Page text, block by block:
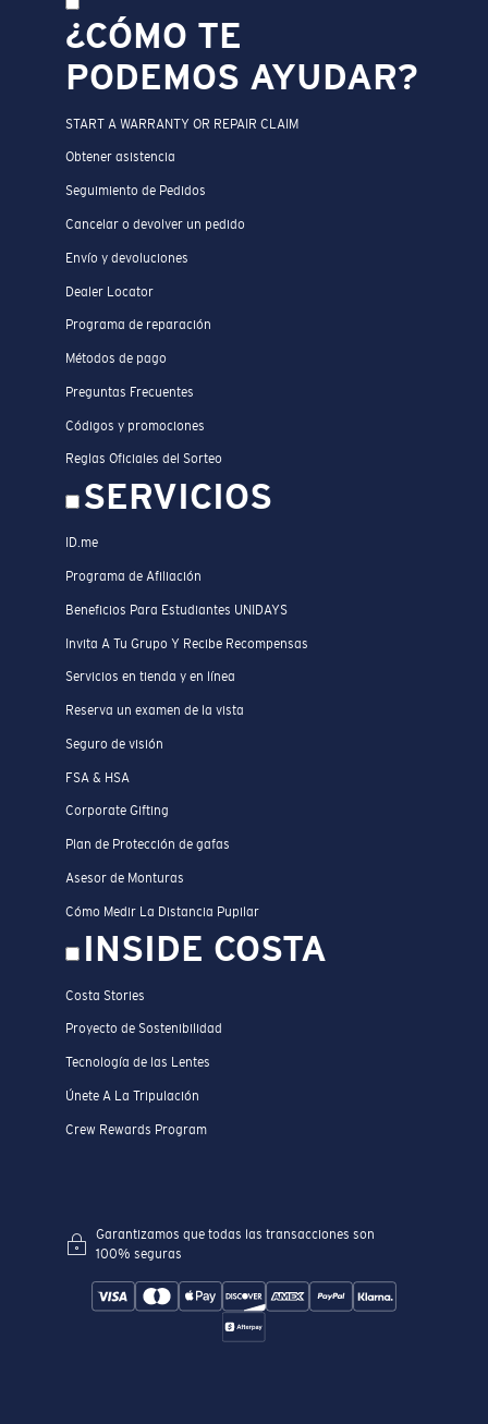
¿CÓMO TE
PODEMOS AYUDAR?
START A WARRANTY OR REPAIR CLAIM
Obtener asistencia
Seguimiento de Pedidos
Cancelar o devolver un pedido
Envío y devoluciones
Dealer Locator
Programa de reparación
Métodos de pago
Preguntas Frecuentes
Códigos y promociones
Reglas Oficiales del Sorteo
SERVICIOS
ID.me
Programa de Afiliación
Beneficios Para Estudiantes UNIDAYS
Invita A Tu Grupo Y Recibe Recompensas
Servicios en tienda y en línea
Reserva un examen de la vista
Seguro de visión
FSA & HSA
Corporate Gifting
Plan de Protección de gafas
Asesor de Monturas
Cómo Medir La Distancia Pupilar
INSIDE COSTA
Costa Stories
Proyecto de Sostenibilidad
Tecnología de las Lentes
Únete A La Tripulación
Crew Rewards Program
Garantizamos que todas las transacciones son
100% seguras